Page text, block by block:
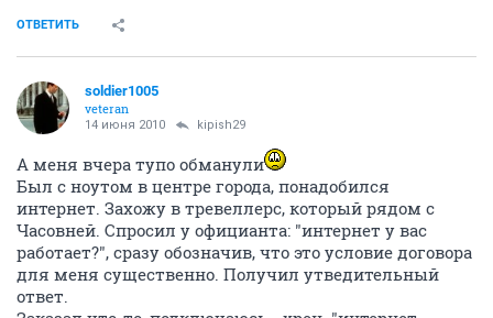
ОТВЕТИТЬ
soldier1005
veteran
14 июня 2010 kipish29
А меня вчера тупо обманули
Был с ноутом в центре города, понадобился
интернет. Захожу в тревеллерс, который рядом с
Часовней. Спросил у официанта: "интернет у вас
работает?", сразу обозначив, что это условие договора
для меня существенно. Получил утведительный
ответ.